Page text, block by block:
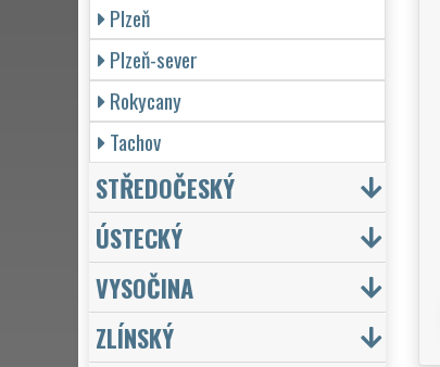
Plzeň
Plzeň-sever
Rokycany
Tachov
STŘEDOČESKÝ
ÚSTECKÝ
VYSOČINA
ZLÍNSKÝ